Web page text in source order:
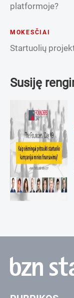
platformoje?
MOKESČIAI
Startuolių
Susiję